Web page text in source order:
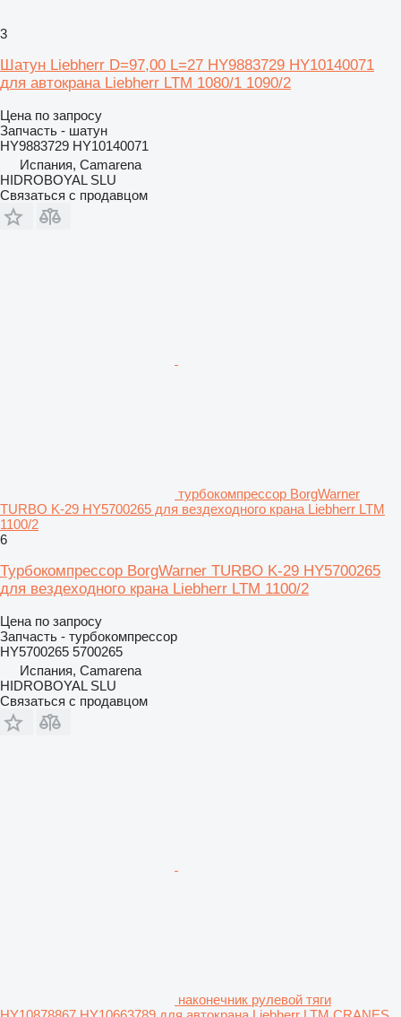
3
Шатун Liebherr D=97,00 L=27 HY9883729 HY10140071
для автокрана Liebherr LTM 1080/1 1090/2
Цена по запросу
Запчасть - шатун
HY9883729 HY10140071
Испания, Camarena
HIDROBOYAL SLU
Связаться с продавцом
турбокомпрессор BorgWarner
TURBO K-29 HY5700265 для вездеходного крана Liebherr LTM
1100/2
6
Турбокомпрессор BorgWarner TURBO K-29 HY5700265
для вездеходного крана Liebherr LTM 1100/2
Цена по запросу
Запчасть - турбокомпрессор
HY5700265 5700265
Испания, Camarena
HIDROBOYAL SLU
Связаться с продавцом
наконечник рулевой тяги